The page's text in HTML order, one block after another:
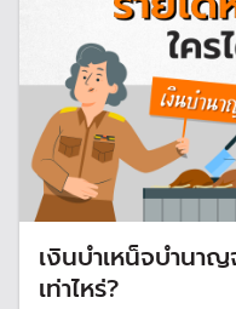
เงินบำเหน็จบำนา
เท่าไหร่?